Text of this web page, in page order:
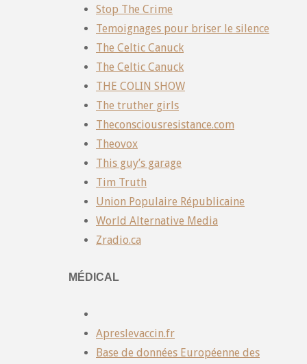
Stop The Crime
Temoignages pour briser le silence
The Celtic Canuck
The Celtic Canuck
THE COLIN SHOW
The truther girls
Theconsciousresistance.com
Theovox
This guy’s garage
Tim Truth
Union Populaire Républicaine
World Alternative Media
Zradio.ca
MÉDICAL
Apreslevaccin.fr
Base de données Européenne des